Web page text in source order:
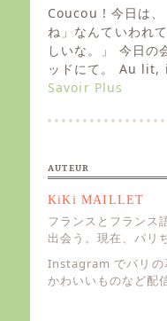
s
t
e
d
o
n
Coucou ! 今日は、
ね」なんていわれ
しいな。」 今日の
ッドにて。 Au
Savoir Plus
AUTEUR
KiKi MAILLET
フランスとフランス
出会う。現在、パリ
Instagram でパリの
かわいいものなど配